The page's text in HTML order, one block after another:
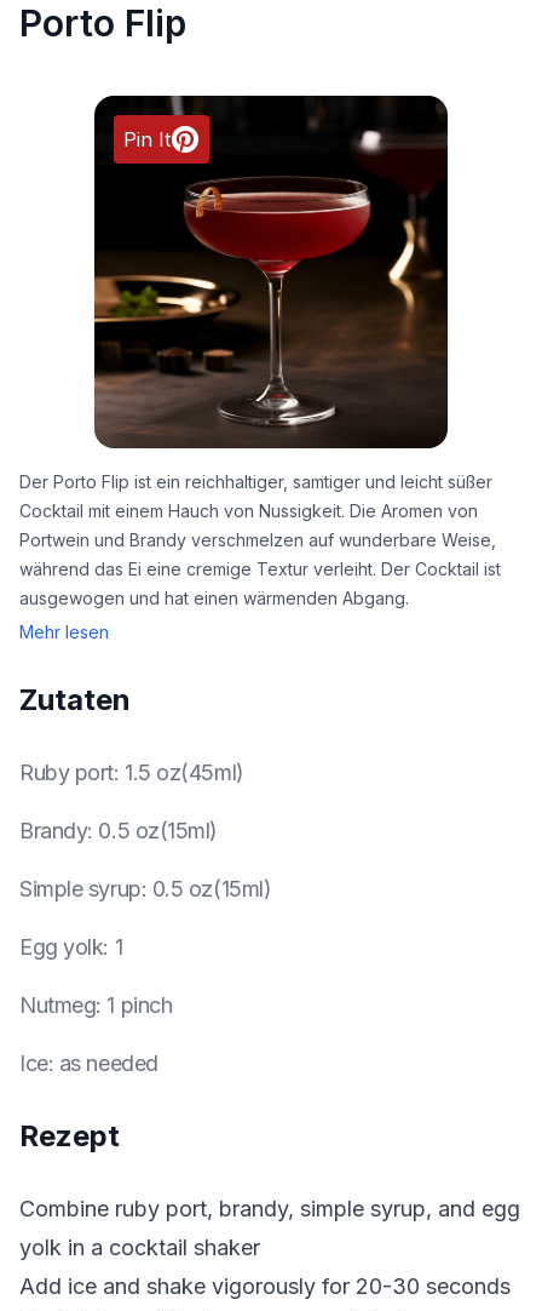
Porto Flip
Pin It
Der Porto Flip ist ein reichhaltiger, samtiger und leicht süßer
Cocktail mit einem Hauch von Nussigkeit. Die Aromen von
Portwein und Brandy verschmelzen auf wunderbare Weise,
während das Ei eine cremige Textur verleiht. Der Cocktail ist
ausgewogen und hat einen wärmenden Abgang.
Mehr lesen
Zutaten
Ruby port: 1.5 oz(45ml)
Brandy: 0.5 oz(15ml)
Simple syrup: 0.5 oz(15ml)
Egg yolk: 1
Nutmeg: 1 pinch
Ice: as needed
Rezept
Combine ruby port, brandy, simple syrup, and egg
yolk in a cocktail shaker
Add ice and shake vigorously for 20-30 seconds